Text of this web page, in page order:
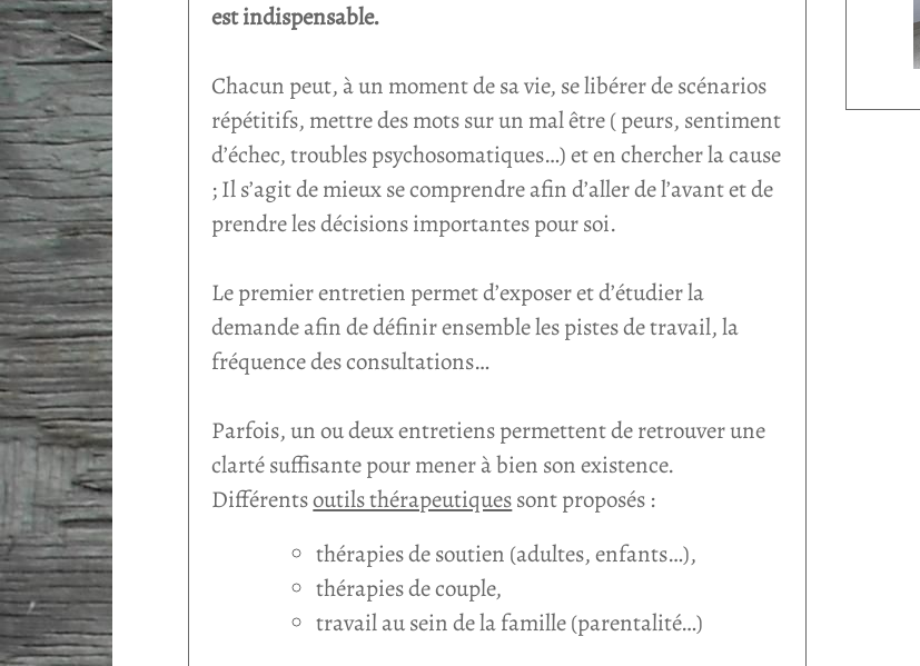
est indispensable.
Chacun peut, à un moment de sa vie, se libérer de scénarios
répétitifs, mettre des mots sur un mal être ( peurs, sentiment
d’échec, troubles psychosomatiques…) et en chercher la cause
; Il s’agit de mieux se comprendre afin d’aller de l’avant et de
prendre les décisions importantes pour soi.
Le premier entretien permet d’exposer et d’étudier la
demande afin de définir ensemble les pistes de travail, la
fréquence des consultations…
Parfois, un ou deux entretiens permettent de retrouver une
clarté suffisante pour mener à bien son existence.
Différentsoutils thérapeutiquessont proposés :
thérapies de soutien (adultes, enfants…),
thérapies de couple,
travail au sein de la famille (parentalité…)